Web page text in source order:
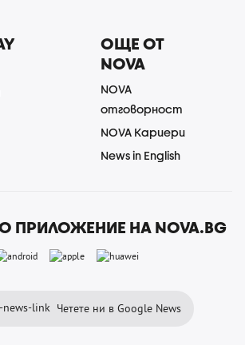
ОЩЕ ОТ
NOVA
NOVA
отговорност
NOVA Кариери
News in English
ПРИЛОЖЕНИЕ НА NOVA.BG
Четете ни в Google News